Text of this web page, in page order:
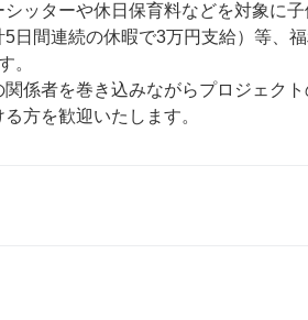
ッターや休日保育料などを対象に
日間連続の休暇で3万円支給）等、
。
係者を巻き込みながらプロジェク
方を歓迎いたします。